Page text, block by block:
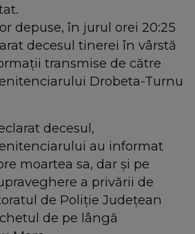
depuse, în jurul orei 20:25
decesul tinerei în vârstă
transmise de către
Drobeta-Turnu
decesul,
au informat
moartea sa, dar și pe
a privării de
de Poliție Județean
de pe lângă